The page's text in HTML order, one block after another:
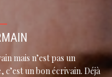
mais n’est pas un
un bon écrivain. Déjà